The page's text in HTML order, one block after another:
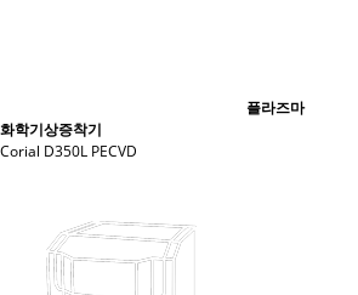
플라즈마
화학기상증착기
Corial D350L PECVD